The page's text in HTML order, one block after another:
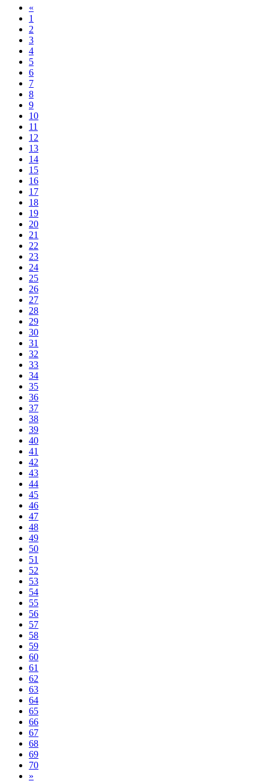
«
1
2
3
4
5
6
7
8
9
10
11
12
13
14
15
16
17
18
19
20
21
22
23
24
25
26
27
28
29
30
31
32
33
34
35
36
37
38
39
40
41
42
43
44
45
46
47
48
49
50
51
52
53
54
55
56
57
58
59
60
61
62
63
64
65
66
67
68
69
70
»